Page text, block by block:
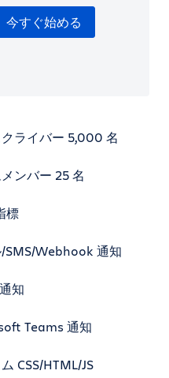
今すぐ始める
ライバー 5,000 名
ンバー 25 名
標
/SMS/Webhook 通知
知
Teams 通知
CSS/HTML/JS